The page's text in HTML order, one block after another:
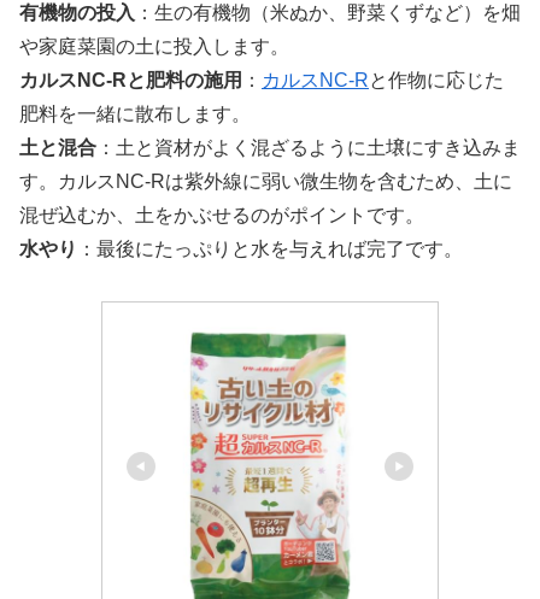
有機物の投入 ： 生の有機物（米ぬか、野菜くずなど）を畑
や家庭菜園の土に投入します。
カルスNC-Rと肥料の施用 ： カルスNC-Rと作物に応じた
肥料を一緒に散布します。
土と混合 ： 土と資材がよく混ざるように土壌にすき込みま
す。
カルスNC-Rは紫外線に弱い微生物を含むため、土に
混ぜ込むか、土をかぶせるのがポイントです。
水やり ： 最後にたっぷりと水を与えれば完了です。